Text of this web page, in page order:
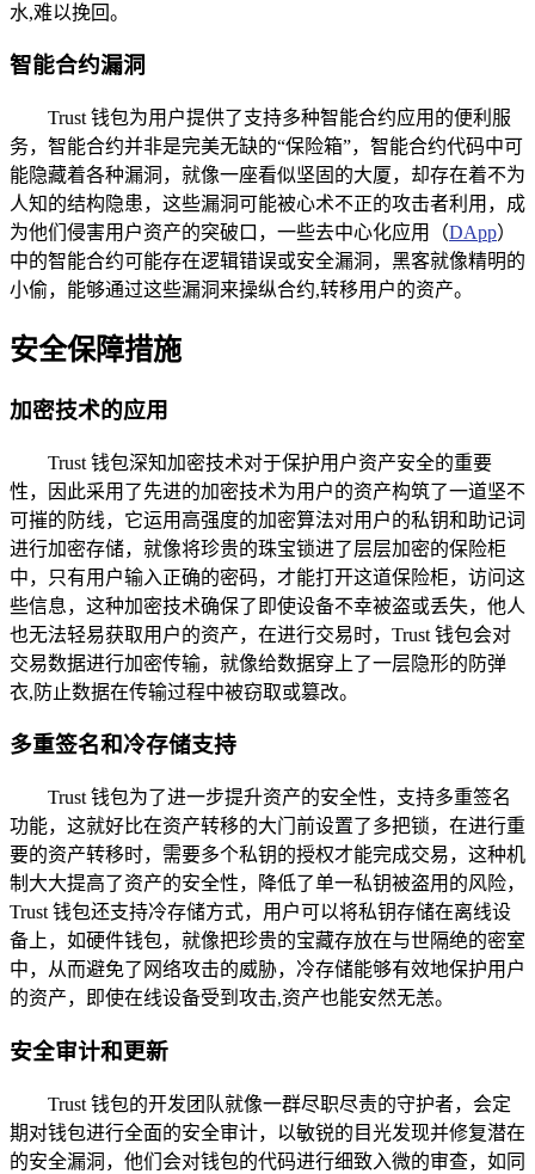
水,难以挽回。
智能合约漏洞
Trust 钱包为用户提供了支持多种智能合约应用的便利服
务，智能合约并非是完美无缺的“保险箱”，智能合约代码中可
能隐藏着各种漏洞，就像一座看似坚固的大厦，却存在着不为
人知的结构隐患，这些漏洞可能被心术不正的攻击者利用，成
为他们侵害用户资产的突破口，一些去中心化应用（DApp）
中的智能合约可能存在逻辑错误或安全漏洞，黑客就像精明的
小偷，能够通过这些漏洞来操纵合约,转移用户的资产。
安全保障措施
加密技术的应用
Trust 钱包深知加密技术对于保护用户资产安全的重要
性，因此采用了先进的加密技术为用户的资产构筑了一道坚不
可摧的防线，它运用高强度的加密算法对用户的私钥和助记词
进行加密存储，就像将珍贵的珠宝锁进了层层加密的保险柜
中，只有用户输入正确的密码，才能打开这道保险柜，访问这
些信息，这种加密技术确保了即使设备不幸被盗或丢失，他人
也无法轻易获取用户的资产，在进行交易时，Trust 钱包会对
交易数据进行加密传输，就像给数据穿上了一层隐形的防弹
衣,防止数据在传输过程中被窃取或篡改。
多重签名和冷存储支持
Trust 钱包为了进一步提升资产的安全性，支持多重签名
功能，这就好比在资产转移的大门前设置了多把锁，在进行重
要的资产转移时，需要多个私钥的授权才能完成交易，这种机
制大大提高了资产的安全性，降低了单一私钥被盗用的风险，
Trust 钱包还支持冷存储方式，用户可以将私钥存储在离线设
备上，如硬件钱包，就像把珍贵的宝藏存放在与世隔绝的密室
中，从而避免了网络攻击的威胁，冷存储能够有效地保护用户
的资产，即使在线设备受到攻击,资产也能安然无恙。
安全审计和更新
Trust 钱包的开发团队就像一群尽职尽责的守护者，会定
期对钱包进行全面的安全审计，以敏锐的目光发现并修复潜在
的安全漏洞，他们会对钱包的代码进行细致入微的审查，如同